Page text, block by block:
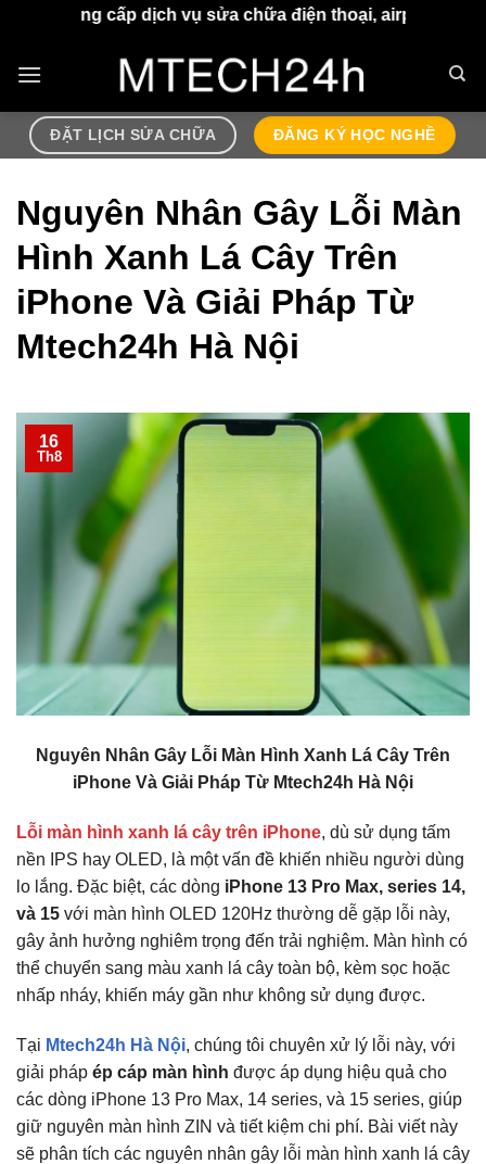
nội
dịch vụ sửa chữa điện thoại, airpods lấy ngay sau 30
ĐẶT LỊCH SỬA CHỮA ĐĂNG KÝ HỌC NGHỀ
Nguyên Nhân Gây Lỗi Màn
Hình Xanh Lá Cây Trên
iPhone Và Giải Pháp Từ
Mtech24h Hà Nội
16
Th8
Nguyên Nhân Gây Lỗi Màn Hình Xanh Lá Cây Trên
iPhone Và Giải Pháp Từ Mtech24h Hà Nội
Lỗi màn hình xanh lá cây trên iPhone, dù sử dụng tấm
nền IPS hay OLED, là một vấn đề khiến nhiều người dùng
lo lắng. Đặc biệt, các dòng iPhone 13 Pro Max, series 14,
và 15 với màn hình OLED 120Hz thường dễ gặp lỗi này,
gây ảnh hưởng nghiêm trọng đến trải nghiệm. Màn hình có
thể chuyển sang màu xanh lá cây toàn bộ, kèm sọc hoặc
nhấp nháy, khiến máy gần như không sử dụng được.
Tại Mtech24h Hà Nội, chúng tôi chuyên xử lý lỗi này, với
giải pháp ép cáp màn hình được áp dụng hiệu quả cho
các dòng iPhone 13 Pro Max, 14 series, và 15 series, giúp
giữ nguyên màn hình ZIN và tiết kiệm chi phí. Bài viết này
sẽ phân tích các nguyên nhân gây lỗi màn hình xanh lá cây